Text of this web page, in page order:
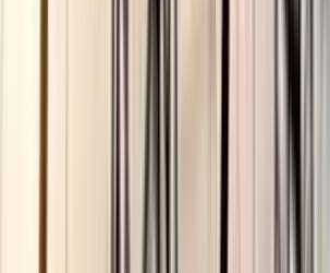
ছাত্রকে দিয়ে এইচএসসির
মূল্যায়নের অভিযাগে